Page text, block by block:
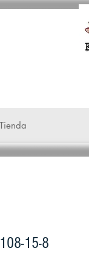
Tienda
15-8